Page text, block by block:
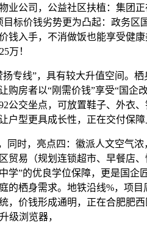
业公司，公益社区扶植：集团
标价钱劣势更为凸起：政务区
钱入手，不消做饭也能享受健
万！
线”，具有较大升值空间。栖
购房者以“刚需价钱”享受“国企
公交坐点，可放置鞋子、外衣
户型更具成长性，正在交付保障
，亮点四：徽派人文空气浓
贸易（规划连锁超市、早餐店
学”的优良学位保障，更是国
的栖身需求。地铁沿线%，项
，价钱形成通明，正在合肥肥
级浏览器，